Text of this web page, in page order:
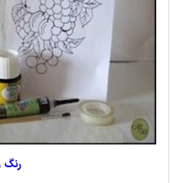
رنگ